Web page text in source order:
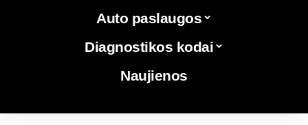
Auto paslaugos
Diagnostikos kodai
Naujienos